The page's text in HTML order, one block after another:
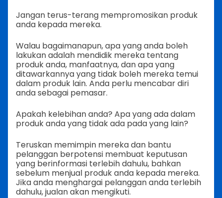
Jangan terus-terang mempromosikan produk
anda kepada mereka.
Walau bagaimanapun, apa yang anda boleh
lakukan adalah mendidik mereka tentang
produk anda, manfaatnya, dan apa yang
ditawarkannya yang tidak boleh mereka temui
dalam produk lain. Anda perlu mencabar diri
anda sebagai pemasar.
Apakah kelebihan anda? Apa yang ada dalam
produk anda yang tidak ada pada yang lain?
Teruskan memimpin mereka dan bantu
pelanggan berpotensi membuat keputusan
yang berinformasi terlebih dahulu, bahkan
sebelum menjual produk anda kepada mereka.
Jika anda menghargai pelanggan anda terlebih
dahulu, jualan akan mengikuti.